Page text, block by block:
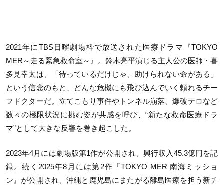
2021年にTBS日曜劇場枠で放送された医療ドラマ『TOKYO
MER～走る緊急救命室～』。鈴木亮平演じる主人公の医師・喜
多見幸太は、「待っているだけじゃ、助けられない命がある」
という信念のもと、どんな危機にも飛び込んでいく頼れるチー
フドクターだ。立てこもり事件やトンネル崩落、爆破テロなど
数々の極限状況に挑む姿が共感を呼び、“新たな救命医療ドラ
マ”として大きな反響を巻き起こした。
2023年4月には劇場版第1作が公開され、興行収入45.3億円を記
録。続く2025年8月には第2作『TOKYO MER 南海ミッショ
ン』が公開され、沖縄と鹿児島にまたがる離島医療を担う新チ